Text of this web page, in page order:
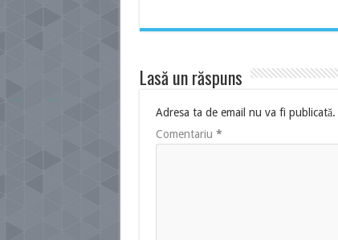
Lasă un răspuns
Adresa ta de email nu va fi publicată.
Comentariu *